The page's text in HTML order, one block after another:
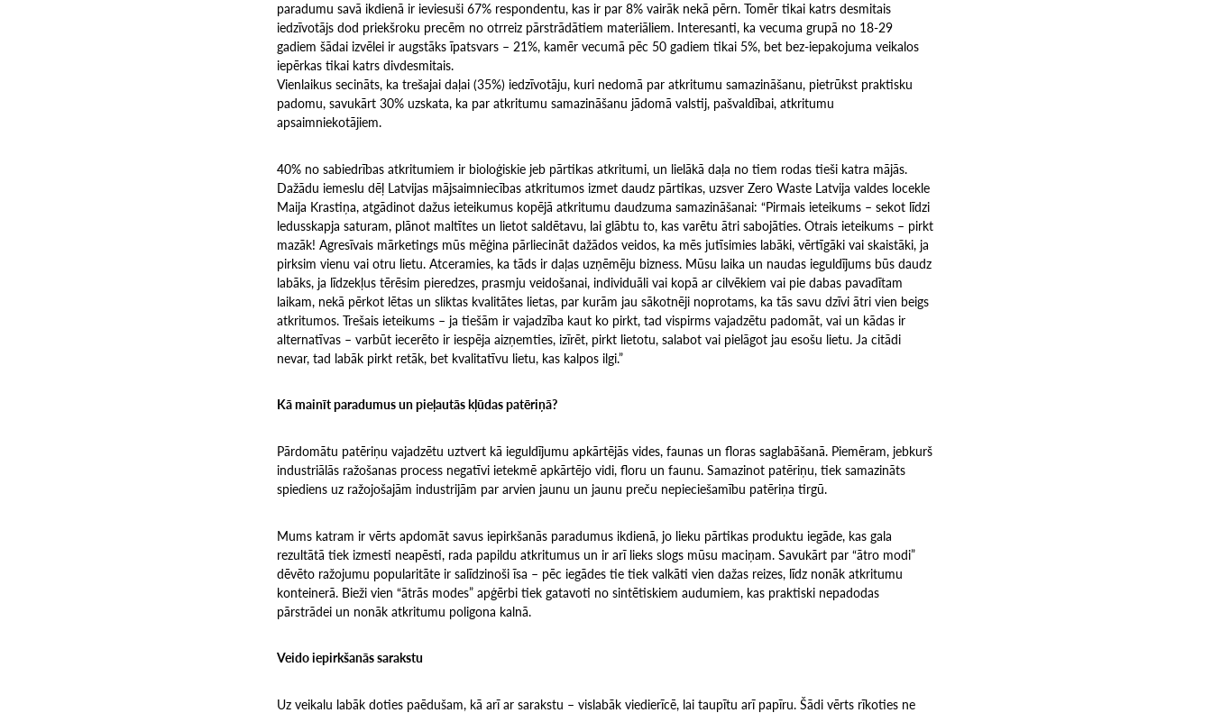
paradumu savā ikdienā ir ieviesuši 67% respondentu, kas ir par 8% vairāk nekā pērn. Tomēr tikai katrs desmitais
iedzīvotājs dod priekšroku precēm no otrreiz pārstrādātiem materiāliem. Interesanti, ka vecuma grupā no 18-29
gadiem šādai izvēlei ir augstāks īpatsvars – 21%, kamēr vecumā pēc 50 gadiem tikai 5%, bet bez-iepakojuma veikalos
iepērkas tikai katrs divdesmitais.
Vienlaikus secināts, ka trešajai daļai (35%) iedzīvotāju, kuri nedomā par atkritumu samazināšanu, pietrūkst praktisku
padomu, savukārt 30% uzskata, ka par atkritumu samazināšanu jādomā valstij, pašvaldībai, atkritumu
apsaimniekotājiem.
40% no sabiedrības atkritumiem ir bioloģiskie jeb pārtikas atkritumi, un lielākā daļa no tiem rodas tieši katra mājās.
Dažādu iemeslu dēļ Latvijas mājsaimniecības atkritumos izmet daudz pārtikas, uzsver Zero Waste Latvija valdes locekle
Maija Krastiņa, atgādinot dažus ieteikumus kopējā atkritumu daudzuma samazināšanai: “Pirmais ieteikums – sekot līdzi
ledusskapja saturam, plānot maltītes un lietot saldētavu, lai glābtu to, kas varētu ātri sabojāties. Otrais ieteikums – pirkt
mazāk! Agresīvais mārketings mūs mēģina pārliecināt dažādos veidos, ka mēs jutīsimies labāki, vērtīgāki vai skaistāki, ja
pirksim vienu vai otru lietu. Atceramies, ka tāds ir daļas uzņēmēju bizness. Mūsu laika un naudas ieguldījums būs daudz
labāks, ja līdzekļus tērēsim pieredzes, prasmju veidošanai, individuāli vai kopā ar cilvēkiem vai pie dabas pavadītam
laikam, nekā pērkot lētas un sliktas kvalitātes lietas, par kurām jau sākotnēji noprotams, ka tās savu dzīvi ātri vien beigs
atkritumos. Trešais ieteikums – ja tiešām ir vajadzība kaut ko pirkt, tad vispirms vajadzētu padomāt, vai un kādas ir
alternatīvas – varbūt iecerēto ir iespēja aizņemties, izīrēt, pirkt lietotu, salabot vai pielāgot jau esošu lietu. Ja citādi
nevar, tad labāk pirkt retāk, bet kvalitatīvu lietu, kas kalpos ilgi.”
Kā mainīt paradumus un pieļautās kļūdas patēriņā?
Pārdomātu patēriņu vajadzētu uztvert kā ieguldījumu apkārtējās vides, faunas un floras saglabāšanā. Piemēram, jebkurš
industriālās ražošanas process negatīvi ietekmē apkārtējo vidi, floru un faunu. Samazinot patēriņu, tiek samazināts
spiediens uz ražojošajām industrijām par arvien jaunu un jaunu preču nepieciešamību patēriņa tirgū.
Mums katram ir vērts apdomāt savus iepirkšanās paradumus ikdienā, jo lieku pārtikas produktu iegāde, kas gala
rezultātā tiek izmesti neapēsti, rada papildu atkritumus un ir arī lieks slogs mūsu maciņam. Savukārt par “ātro modi”
dēvēto ražojumu popularitāte ir salīdzinoši īsa – pēc iegādes tie tiek valkāti vien dažas reizes, līdz nonāk atkritumu
konteinerā. Bieži vien “ātrās modes” apģērbi tiek gatavoti no sintētiskiem audumiem, kas praktiski nepadodas
pārstrādei un nonāk atkritumu poligona kalnā.
Veido iepirkšanās sarakstu
Uz veikalu labāk doties paēdušam, kā arī ar sarakstu – vislabāk viedierīcē, lai taupītu arī papīru. Šādi vērts rīkoties ne